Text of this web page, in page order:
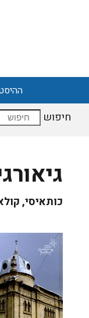
חיפוש
כותאיסי,